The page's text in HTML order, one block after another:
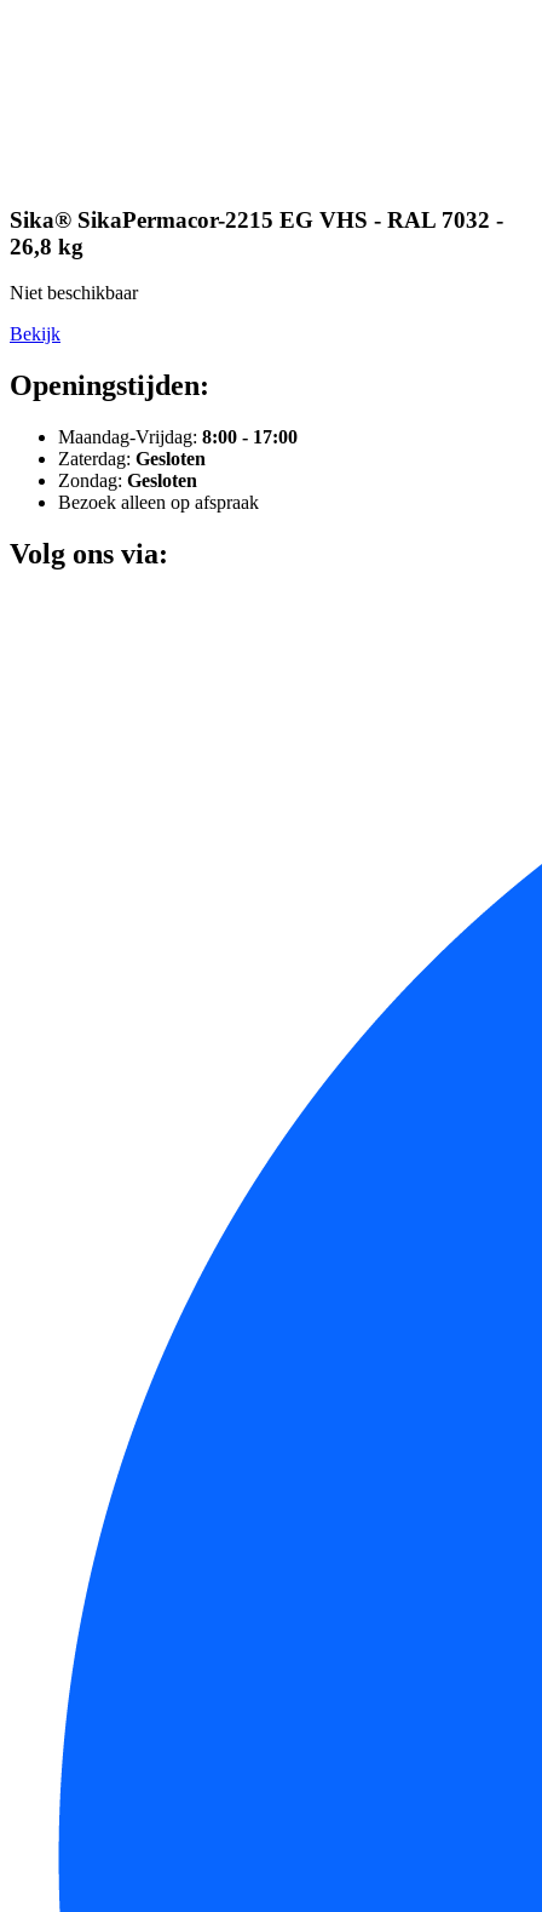
Sika® SikaPermacor-2215 EG VHS - RAL 7032 -
26,8 kg
Niet beschikbaar
Bekijk
Openingstijden:
Maandag-Vrijdag: 8:00 - 17:00
Zaterdag: Gesloten
Zondag: Gesloten
Bezoek alleen op afspraak
Volg ons via: